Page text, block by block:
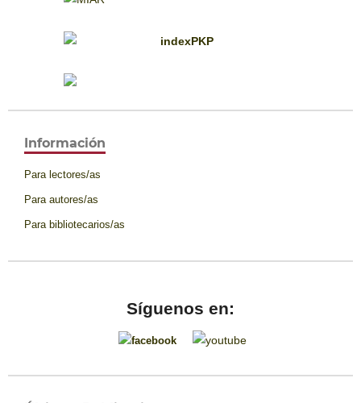
Información
Para lectores/as
Para autores/as
Para bibliotecarios/as
Síguenos en: